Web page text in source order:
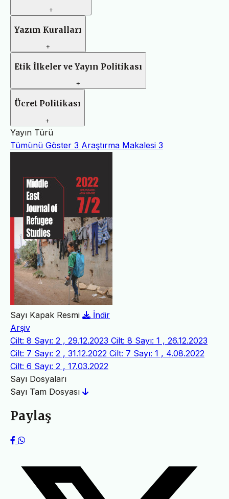
+
Yazım Kuralları
+
Etik İlkeler ve Yayın Politikası
+
Ücret Politikası
+
Yayın Türü
Tümünü Göster 3 Araştırma Makalesi 3
Sayı Kapak Resmi
İndir
Arşiv
Cilt: 8 Sayı: 2 , 29.12.2023 Cilt: 8 Sayı: 1 , 26.12.2023
Cilt: 7 Sayı: 2 , 31.12.2022 Cilt: 7 Sayı: 1 , 4.08.2022
Cilt: 6 Sayı: 2 , 17.03.2022
Sayı Dosyaları
Sayı Tam Dosyası
Paylaş